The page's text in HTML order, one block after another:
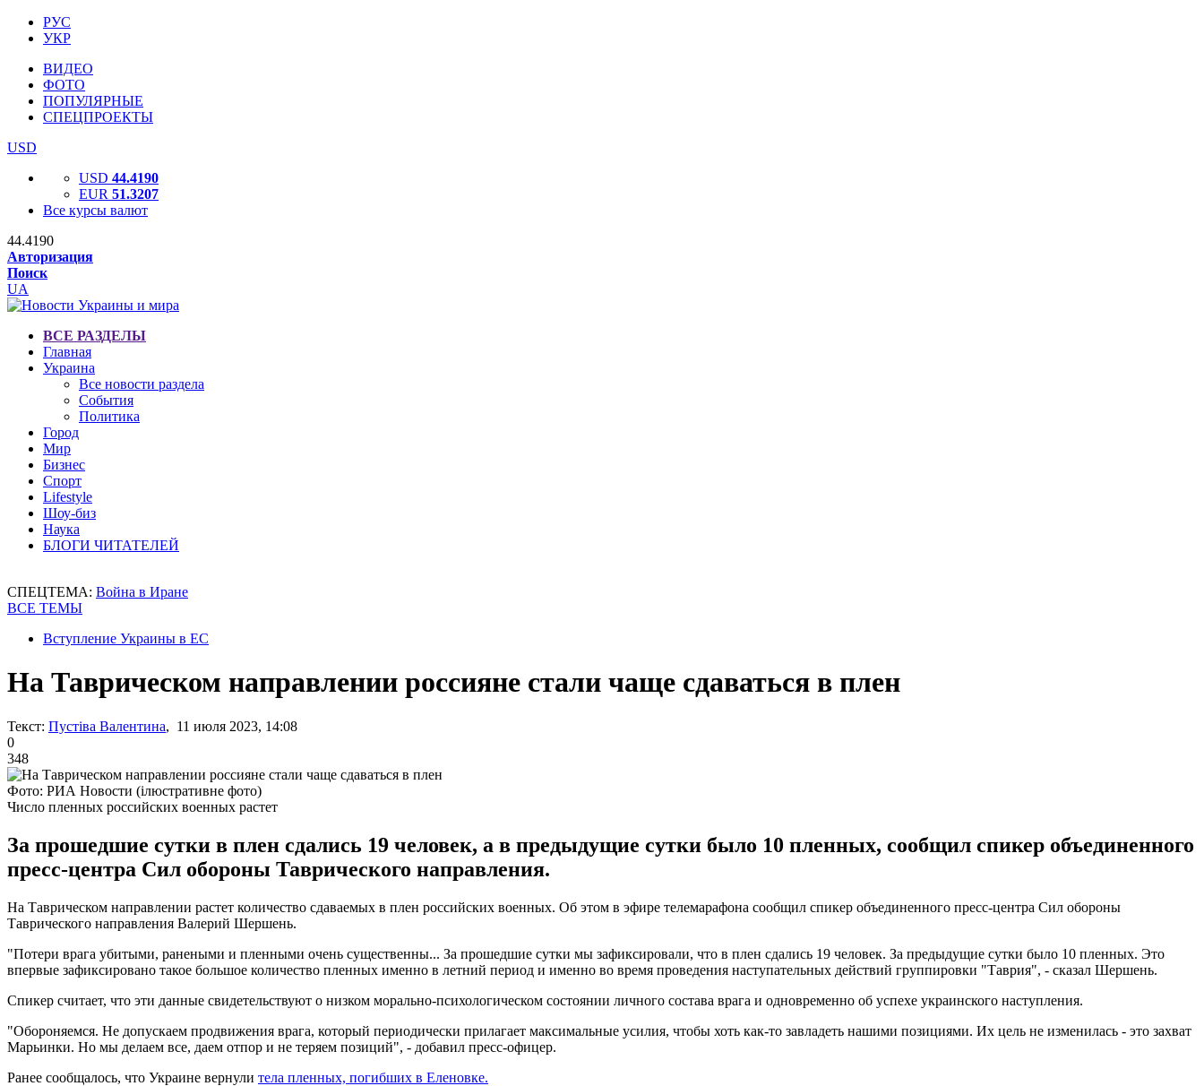
РУС
УКР
ВИДЕО
ФОТО
ПОПУЛЯРНЫЕ
СПЕЦПРОЕКТЫ
USD
USD 44.4190
EUR 51.3207
Все курсы валют
44.4190
Авторизация
Поиск
UA
ВСЕ РАЗДЕЛЫ
Главная
Украина
Все новости раздела
События
Политика
Город
Мир
Бизнес
Спорт
Lifestyle
Шоу-биз
Наука
БЛОГИ ЧИТАТЕЛЕЙ
СПЕЦТЕМА: Война в Иране
ВСЕ ТЕМЫ
Вступление Украины в ЕС
На Таврическом направлении россияне стали чаще сдаваться в плен
Текст: Пустіва Валентина, 11 июля 2023, 14:08
0
348
Фото: РИА Новости (ілюстративне фото)
Число пленных российских военных растет
За прошедшие сутки в плен сдались 19 человек, а в предыдущие сутки было 10 пленных, сообщил спикер объединенного
пресс-центра Сил обороны Таврического направления.
На Таврическом направлении растет количество сдаваемых в плен российских военных. Об этом в эфире телемарафона сообщил спикер объединенного пресс-центра Сил обороны
Таврического направления Валерий Шершень.
"Потери врага убитыми, ранеными и пленными очень существенны... За прошедшие сутки мы зафиксировали, что в плен сдались 19 человек. За предыдущие сутки было 10 пленных. Это
впервые зафиксировано такое большое количество пленных именно в летний период и именно во время проведения наступательных действий группировки "Таврия", - сказал Шершень.
Спикер считает, что эти данные свидетельствуют о низком морально-психологическом состоянии личного состава врага и одновременно об успехе украинского наступления.
"Обороняемся. Не допускаем продвижения врага, который периодически прилагает максимальные усилия, чтобы хоть как-то завладеть нашими позициями. Их цель не изменилась - это захват
Марьинки. Но мы делаем все, даем отпор и не теряем позиций", - добавил пресс-офицер.
Ранее сообщалось, что Украине вернули тела пленных, погибших в Еленовке.